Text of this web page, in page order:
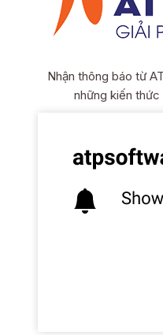
Nhận thông báo từ
những kiến